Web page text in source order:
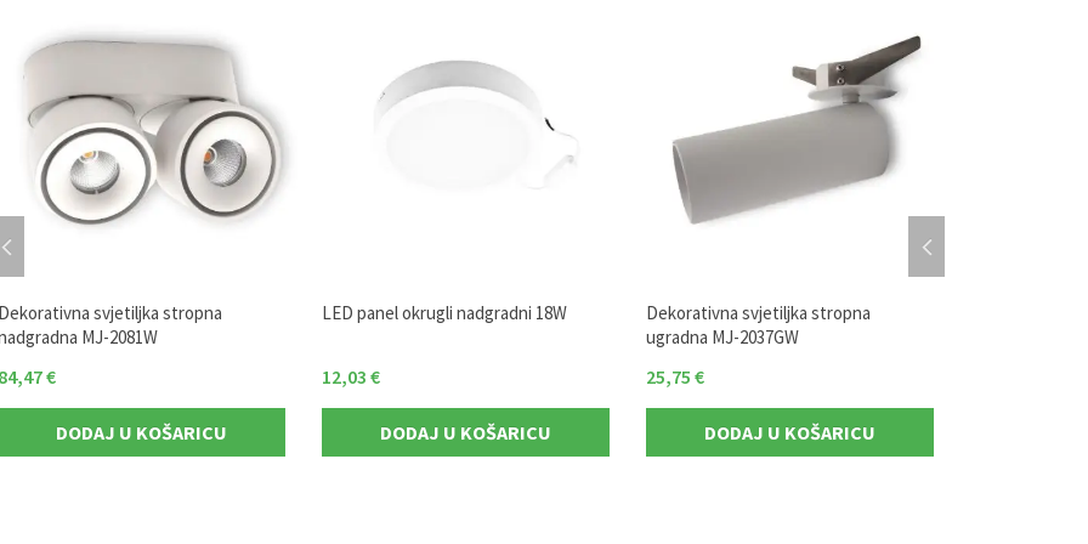
Dekorativna svjetiljka stropna
MJ-2081W
84,47€
DODAJ U KOŠARICU
LED panel okrugli nadgradni 18W
12,03 €
DODAJ U KOŠARICU
Dekorativna svjetiljka stropna
ugradna MJ-2037GW
25,75 €
DODAJ U KOŠARICU